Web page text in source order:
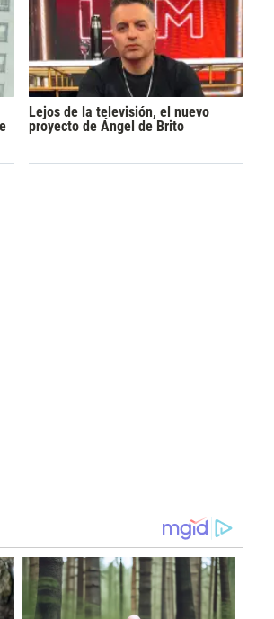
Lejos de la televisión, el nuevo
proyecto de Ángel de Brito